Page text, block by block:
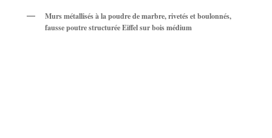
Murs métallisés à la poudre de marbre, rivetés et boulonnés,
fausse poutre structurée Eiffel sur bois médium